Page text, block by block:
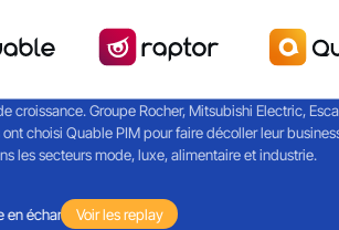
Groupe Rocher, Mitsubishi Electric,
choisi Quable PIM pour faire décoller leur
les secteurs mode, luxe, alimentaire et industrie.
échanges autour de la Martech et de l'IA agentique
Voir les replay